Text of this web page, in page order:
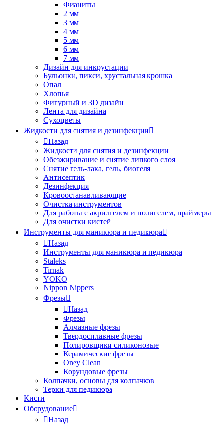
Фианиты
2 мм
3 мм
4 мм
5 мм
6 мм
7 мм
Дизайн для инкрустации
Бульонки, пикси, хрустальная крошка
Опал
Хлопья
Фигурный и 3D дизайн
Лента для дизайна
Сухоцветы
Жидкости для снятия и дезинфекции
Назад
Жидкости для снятия и дезинфекции
Обезжиривание и снятие липкого слоя
Снятие гель-лака, гель, биогеля
Антисептик
Дезинфекция
Кровоостанавливающие
Очистка инструментов
Для работы с акрилгелем и полигелем, праймеры
Для очистки кистей
Инструменты для маникюра и педикюра
Назад
Инструменты для маникюра и педикюра
Staleks
Tirnak
YOKO
Nippon Nippers
Фрезы
Назад
Фрезы
Алмазные фрезы
Твердосплавные фрезы
Полировщики силиконовые
Керамические фрезы
Oney Clean
Корундовые фрезы
Колпачки, основы для колпачков
Терки для педикюра
Кисти
Оборудование
Назад